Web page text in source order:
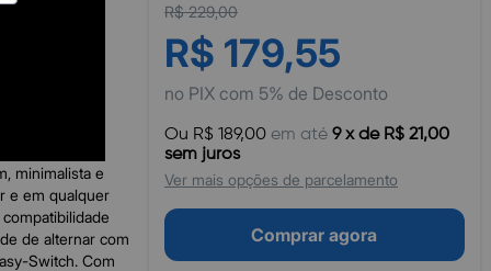
R$ 229,00
R$ 179,55
no PIX com 5% de Desconto
Ou R$ 189,00em até 9 x de R$ 21,00
sem juros
Ver mais opções de parcelamento
Comprar agora
minimalista e
e em qualquer
de alternar com
Switch. Com